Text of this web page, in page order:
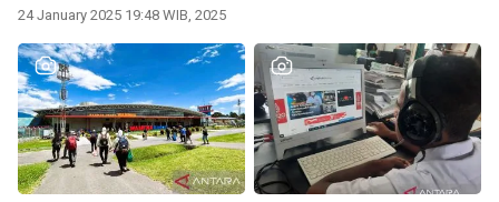
24 January 2025 19:48 WIB, 2025